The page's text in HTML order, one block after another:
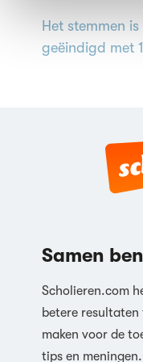
Het stemmen
geëindigd met
Samen
Scholieren.com
betere resultaten
maken voor de
tips en